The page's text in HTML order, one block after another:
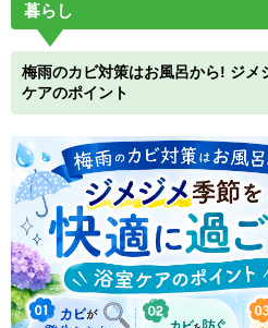
暮らし
梅雨のカビ対策はお風呂から! ジメ
ケアのポイント